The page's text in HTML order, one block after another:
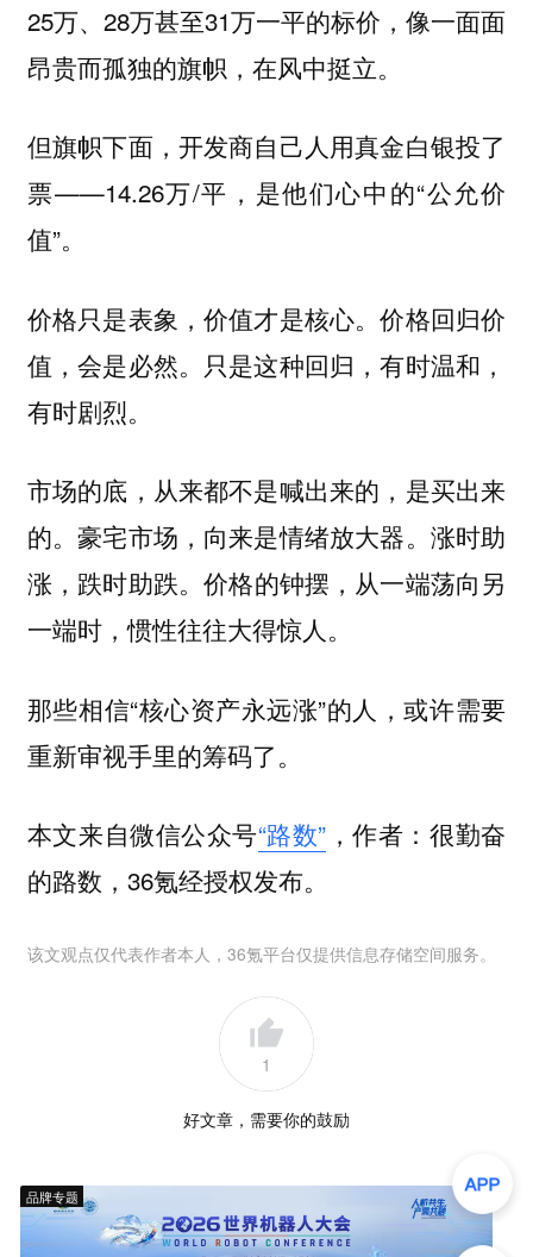
25万、28万甚至31万一平的标价，像一面面
昂贵而孤独的旗帜，在风中挺立。
但旗帜下面，开发商自己人用真金白银投了
票——14.26万/平，是他们心中的“公允价
值”。
价格只是表象，价值才是核心。价格回归价
值，会是必然。只是这种回归，有时温和，
有时剧烈。
市场的底，从来都不是喊出来的，是买出来
的。豪宅市场，向来是情绪放大器。涨时助
涨，跌时助跌。价格的钟摆，从一端荡向另
一端时，惯性往往大得惊人。
那些相信“核心资产永远涨”的人，或许需要
重新审视手里的筹码了。
本文来自微信公众号“路数” ，作者：很勤奋
的路数，36氪经授权发布。
该文观点仅代表作者本人，36氪平台仅提供信息存储空间服务。
1
好文章，需要你的鼓励
品牌专题